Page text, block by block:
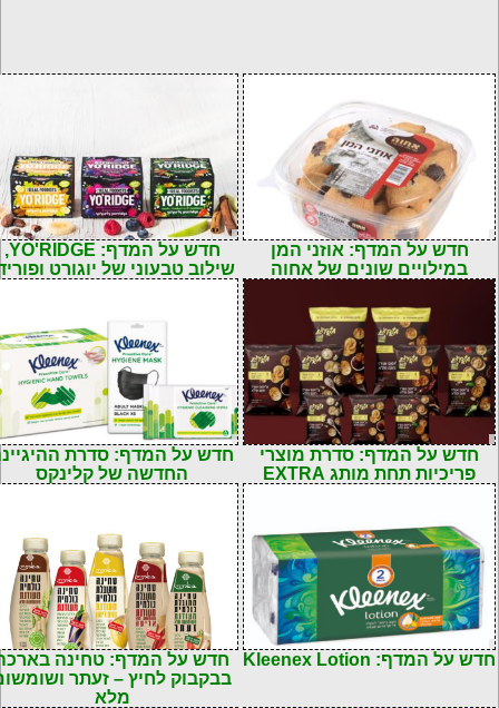
חדש על המדף: אוזני המן
במילויים שונים של אחוה
חדש על המדף: YO'RIDGE,
שילוב טבעוני של יוגורט
חדש על המדף: סדרת מוצרי
פריכיות תחת מותג EXTRA
חדש על המדף: סדרת
החדשה של קלינקס
חדש על המדף: Kleenex Lotion
חדש על המדף: טחינה
בבקבוק לחיץ – זעתר
מלא